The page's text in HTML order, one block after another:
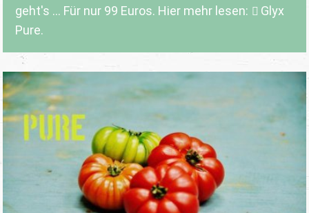
geht's ... Für nur 99 Euros. Hier mehr lesen:
Glyx
Pure.